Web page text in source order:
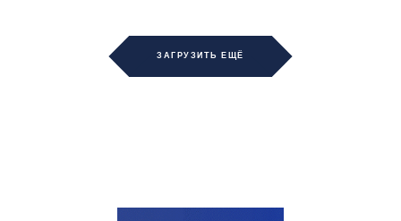
ЗАГРУЗИТЬ ЕЩЁ